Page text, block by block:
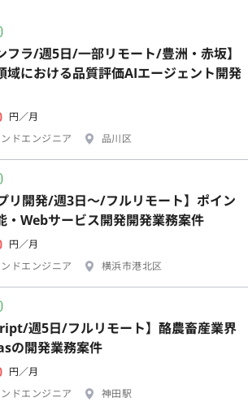
フラ/週5日/一部リモート/豊洲・赤坂】
域における品質評価AIエージェント開発
円／月
ドエンジニア
品川区
リ開発/週3日〜/フルリモート】ポイン
・Webサービス開発開発業務案件
円／月
ドエンジニア
横浜市港北区
週5日/フルリモート】酪農畜産業界
の開発業務案件
円／月
ドエンジニア
神田駅